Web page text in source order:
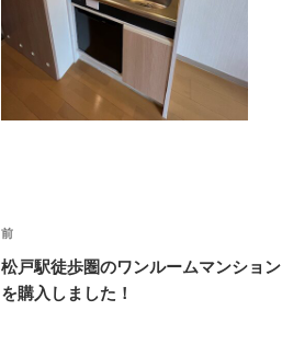
投
稿
ナ
前
の
投
前
松戸駅徒歩圏のワンルームマンション
を購入しました！